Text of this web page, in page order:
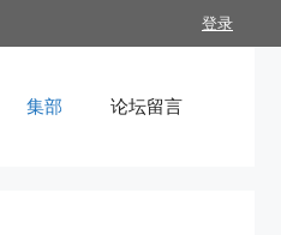
登录
集部 论坛留言